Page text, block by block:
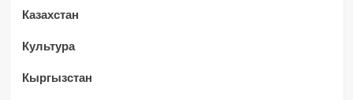
Казахстан
Культура
Кыргызстан